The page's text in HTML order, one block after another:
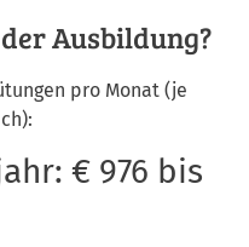
Ausbildung?
pro Monat (je
€ 976 bis